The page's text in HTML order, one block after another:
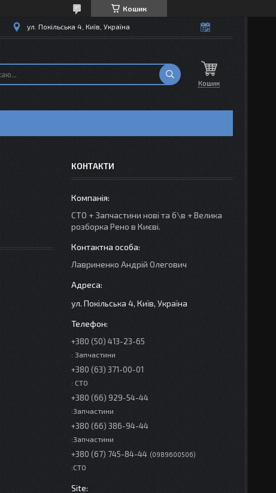
Кошик
ул. Покільська 4, Київ, Україна
Кошик
КОНТАКТИ
СТО + Запчастини нові та б\в + Велика
розборка Рено в Києві.
Лавриненко Андрій Олегович
ул. Покільська 4, Київ, Україна
+380 (50) 413-23-65
: Запчастини
+380 (63) 371-00-01
: СТО
+380 (66) 929-54-44
:Запчастини
+380 (66) 386-94-44
:Запчастини
+380 (67) 745-84-44 0989600506
:СТО